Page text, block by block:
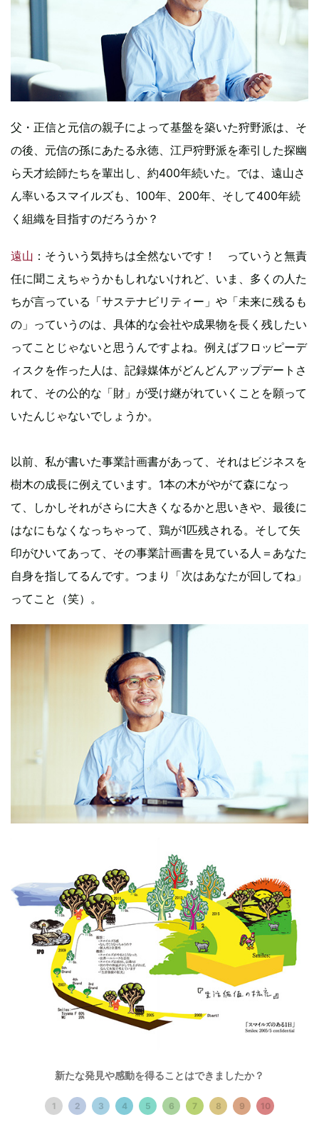
父・正信と元信の親子によって基盤を築いた狩野派は、そ
の後、元信の孫にあたる永徳、江戸狩野派を牽引した探幽
ら天才絵師たちを輩出し、約400年続いた。では、遠山さ
ん率いるスマイルズも、100年、200年、そして400年続
く組織を目指すのだろうか？
遠山 ：そういう気持ちは全然ないです！ っていうと無責
任に聞こえちゃうかもしれないけれど、いま、多くの人た
ちが言っている「サステナビリティー」や「未来に残るも
の」っていうのは、具体的な会社や成果物を長く残したい
ってことじゃないと思うんですよね。例えばフロッピーデ
ィスクを作った人は、記録媒体がどんどんアップデートさ
れて、その公的な「財」が受け継がれていくことを願って
いたんじゃないでしょうか。
以前、私が書いた事業計画書があって、それはビジネスを
樹木の成長に例えています。1本の木がやがて森になっ
て、しかしそれがさらに大きくなるかと思いきや、最後に
はなにもなくなっちゃって、鶏が1匹残される。そして矢
印がひいてあって、その事業計画書を見ている人＝あなた
自身を指してるんです。つまり「次はあなたが回してね」
ってこと（笑）。
：この図が示すものを、自分でもうまく言語化できな
新たな発見や感動を得ることはできましたか？
1 2 3 4 5 6 7 8 9 10